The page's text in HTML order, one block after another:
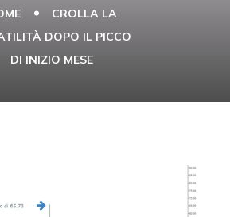
CROLLA LA
DOPO IL PICCO
DI INIZIO MESE